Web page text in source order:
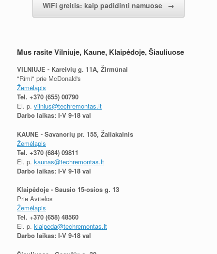
WiFi greitis: kaip padidinti namuose →
Mus rasite Vilniuje, Kaune, Klaipėdoje, Šiauliuose
VILNIUJE - Kareivių g. 11A, Žirmūnai
"Rimi" prie McDonald's
Žemėlapis
Tel. +370 (655) 00790
El. p. vilnius@techremontas.lt
Darbo laikas: I-V 9-18 val
KAUNE - Savanorių pr. 155, Žaliakalnis
Žemėlapis
Tel. +370 (684) 09811
El. p. kaunas@techremontas.lt
Darbo laikas: I-V 9-18 val
Klaipėdoje - Sausio 15-osios g. 13
Prie Avitelos
Žemėlapis
Tel. +370 (658) 48560
El. p. klaipeda@techremontas.lt
Darbo laikas: I-V 9-18 val